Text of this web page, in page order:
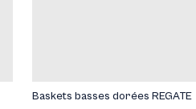
Baskets basses dorées REGATE